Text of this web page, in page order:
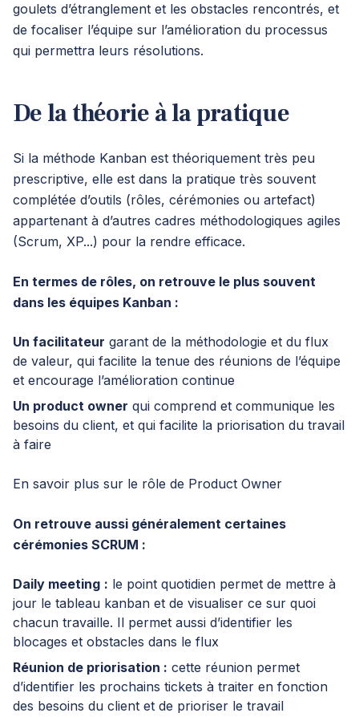
goulets d’étranglement et les obstacles rencontrés, et
de focaliser l’équipe sur l’amélioration du processus
qui permettra leurs résolutions.
De la théorie à la pratique
Si la méthode Kanban est théoriquement très peu
prescriptive, elle est dans la pratique très souvent
complétée d’outils (rôles, cérémonies ou artefact)
appartenant à d’autres cadres méthodologiques agiles
(Scrum, XP...) pour la rendre efficace.
En termes de rôles, on retrouve le plus souvent
dans les équipes Kanban :
Un facilitateur garant de la méthodologie et du flux
de valeur, qui facilite la tenue des réunions de l’équipe
et encourage l’amélioration continue
Un product owner qui comprend et communique les
besoins du client, et qui facilite la priorisation du travail
à faire
En savoir plus sur le rôle de Product Owner
On retrouve aussi généralement certaines
cérémonies SCRUM :
Daily meeting : le point quotidien permet de mettre à
jour le tableau kanban et de visualiser ce sur quoi
chacun travaille. Il permet aussi d’identifier les
blocages et obstacles dans le flux
Réunion de priorisation : cette réunion permet
d’identifier les prochains tickets à traiter en fonction
des besoins du client et de prioriser le travail